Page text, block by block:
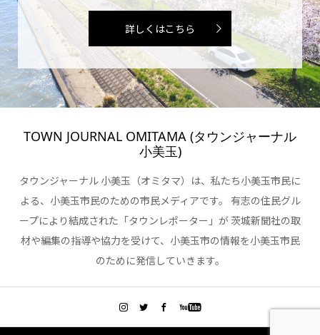
詳しくはこちら
TOWN JOURNAL OMITAMA (タウンジャーナル
小美玉)
タウンジャーナル 小美玉（オミタマ）は、私たち小美玉市民に
よる、小美玉市民のための市民メディアです。 有志の住民グル
ープにより結成された「タウンレポーター」が 茨城新聞社の取
材や編集の指導や協力を受けて、小美玉市の情報を小美玉市民
のために発信していきます。